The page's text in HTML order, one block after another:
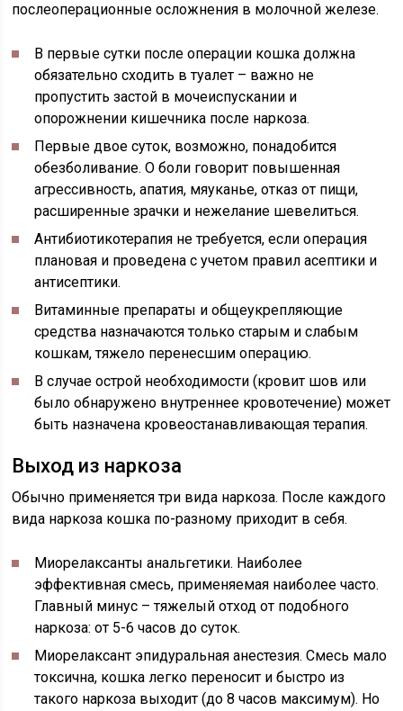
послеоперационные осложнения в молочной железе.
В первые сутки после операции кошка должна
обязательно сходить в туалет – важно не
пропустить застой в мочеиспускании и
опорожнении кишечника после наркоза.
Первые двое суток, возможно, понадобится
обезболивание. О боли говорит повышенная
агрессивность, апатия, мяуканье, отказ от пищи,
расширенные зрачки и нежелание шевелиться.
Антибиотикотерапия не требуется, если операция
плановая и проведена с учетом правил асептики и
антисептики.
Витаминные препараты и общеукрепляющие
средства назначаются только старым и слабым
кошкам, тяжело перенесшим операцию.
В случае острой необходимости (кровит шов или
было обнаружено внутреннее кровотечение) может
быть назначена кровеостанавливающая терапия.
Выход из наркоза
Обычно применяется три вида наркоза. После каждого
вида наркоза кошка по-разному приходит в себя.
Миорелаксанты анальгетики. Наиболее
эффективная смесь, применяемая наиболее часто.
Главный минус – тяжелый отход от подобного
наркоза: от 5-6 часов до суток.
Миорелаксант эпидуральная анестезия. Смесь мало
токсична, кошка легко переносит и быстро из
такого наркоза выходит (до 8 часов максимум). Но